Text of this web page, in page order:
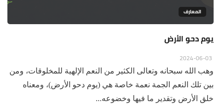
المعارف
يوم دحو الأرض
وهب الله سبحانه وتعالى الكثير من النعم الإلهية للمخلوقات، ومن
بين تلك النعم الجمة نعمة خاصة هي (يوم دحو الأرض)، ومعناه
خلق الأرض وتقدير ما فيها وخضوعه...